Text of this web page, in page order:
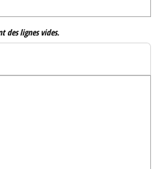
des lignes vides.